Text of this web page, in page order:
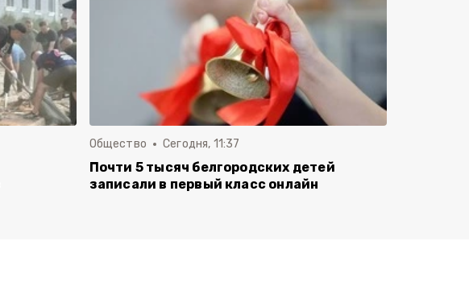
Общество Сегодня, 11:37
Почти 5 тысяч белгородских детей
записали в первый класс онлайн